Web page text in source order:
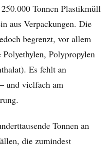
Tonnen Plastikmüll
aus Verpackungen. Die
begrenzt, vor allem
Polypropylen
Es fehlt an
und vielfach am
Tonnen an
die zumindest